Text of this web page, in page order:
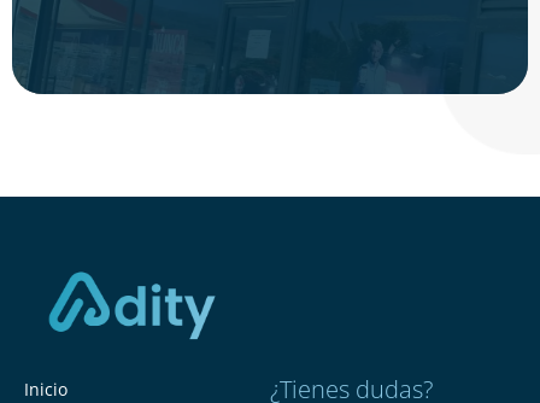
Inicio ¿Tienes dudas?